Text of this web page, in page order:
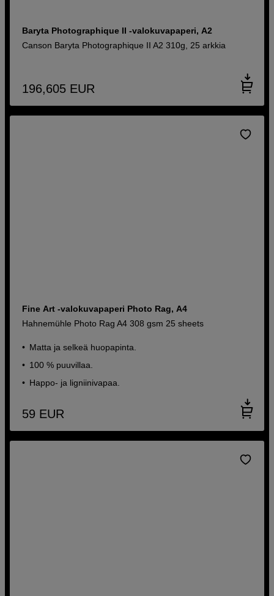
Baryta Photographique II -valokuvapaperi, A2
Canson Baryta Photographique II A2 310g, 25 arkkia
196,605 EUR
Fine Art -valokuvapaperi Photo Rag, A4
Hahnemühle Photo Rag A4 308 gsm 25 sheets
Matta ja selkeä huopapinta.
100 % puuvillaa.
Happo- ja ligniinivapaa.
59 EUR